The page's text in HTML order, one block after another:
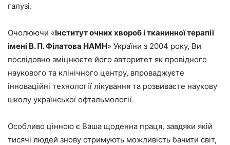
галузі.
Очолюючи «Інститут очних хвороб і тканинної терапії
імені В. П. Філатова НАМН» України з 2004 року, Ви
послідовно зміцнюєте його авторитет як провідного
наукового та клінічного центру, впроваджуєте
інноваційні технології лікування та розвиваєте наукову
школу української офтальмології.
Особливо цінною є Ваша щоденна праця, завдяки якій
тисячі людей знову отримують можливість бачити світ,